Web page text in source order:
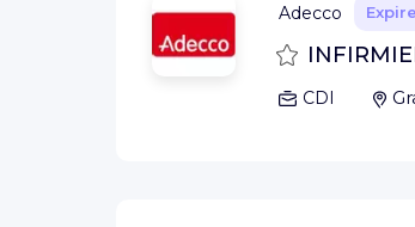
Adecco
Sauvegarder
CDI